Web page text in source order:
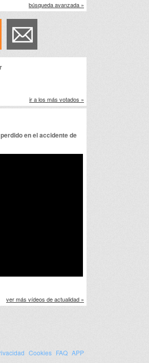
búsqueda avanzada »
ir a los más votados »
en el accidente de
ver más vídeos de actualidad »
Cookies FAQ APP